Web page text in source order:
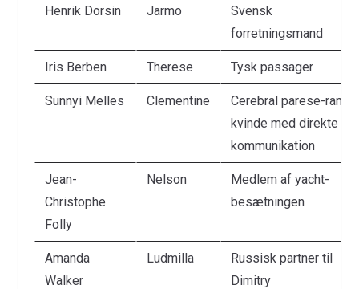
Henrik Dorsin Jarmo
Svensk
forretningsmand
Iris Berben Therese Tysk passager
Sunnyi Melles Clementine
Cerebral parese-ramt
kvinde med direkte
kommunikation
Jean-
Christophe
Folly
Nelson
Medlem af yacht-
besætningen
Amanda
Walker
Ludmilla
Russisk partner til
Dimitry